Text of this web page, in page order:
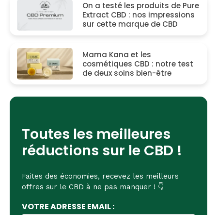
Toutes les meilleures
réductions sur le CBD !
Faites des économies, recevez les meilleurs
offres sur le CBD à ne pas manquer ! 👇
VOTRE ADRESSE EMAIL :
On a testé les produits de Pure
Extract CBD : nos impressions
sur cette marque de CBD
Mama Kana et les
cosmétiques CBD : notre test
de deux soins bien-être